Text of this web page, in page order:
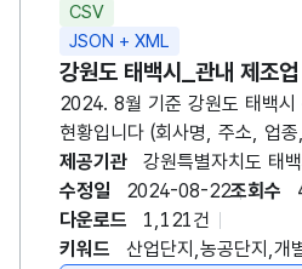
CSV
JSON + XML
강원도 태백시 _관내 제조
2024. 8월 기준 강원도 태백시
현황입니다 (회사명, 주소, 업
제공기관
강원특별자치도 태
수정일
2024-08-22조회수
다운로드
1,121건
키워드
산업단지,농공단지,개